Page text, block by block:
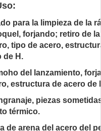
para la limpieza de la
forjando; retiro de
tipo de acero,
de H.
del lanzamiento,
estructura de acero de
piezas
térmico.
de arena del acero del